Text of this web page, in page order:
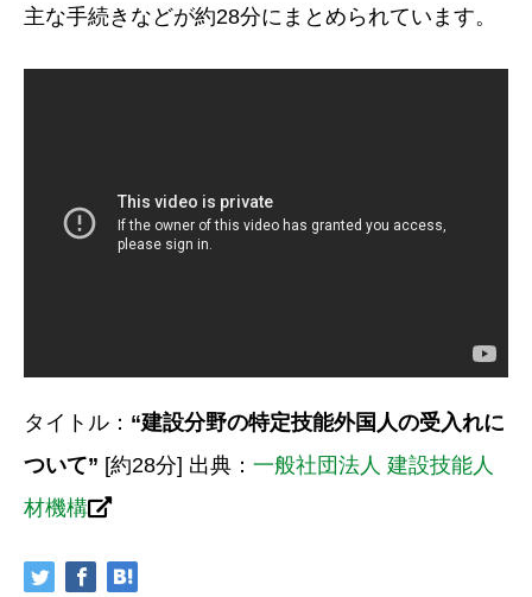
主な手続きなどが約28分にまとめられています。
タイトル： “建設分野の特定技能外国人の受入れに
ついて” [約28分] 出典： 一般社団法人 建設技能人
材機構